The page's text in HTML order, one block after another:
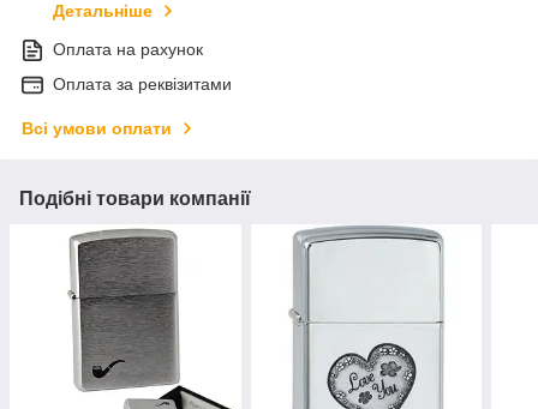
Детальніше
Оплата на рахунок
Оплата за реквізитами
Всі умови оплати
Подібні товари компанії